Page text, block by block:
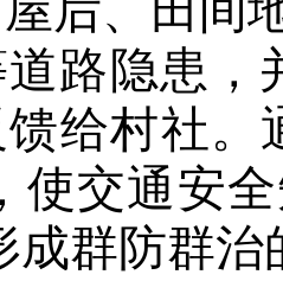
路隐患，
给村社。
使交通安
成群防群